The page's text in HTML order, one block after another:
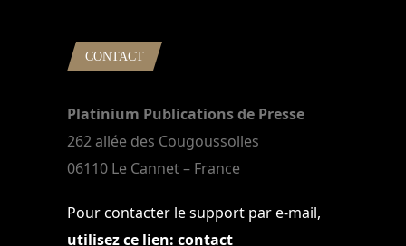
CONTACT
Platinium Publications de Presse
262 allée des Cougoussolles
06110 Le Cannet – France
Pour contacter le support par e-mail,
utilisez ce lien: contact